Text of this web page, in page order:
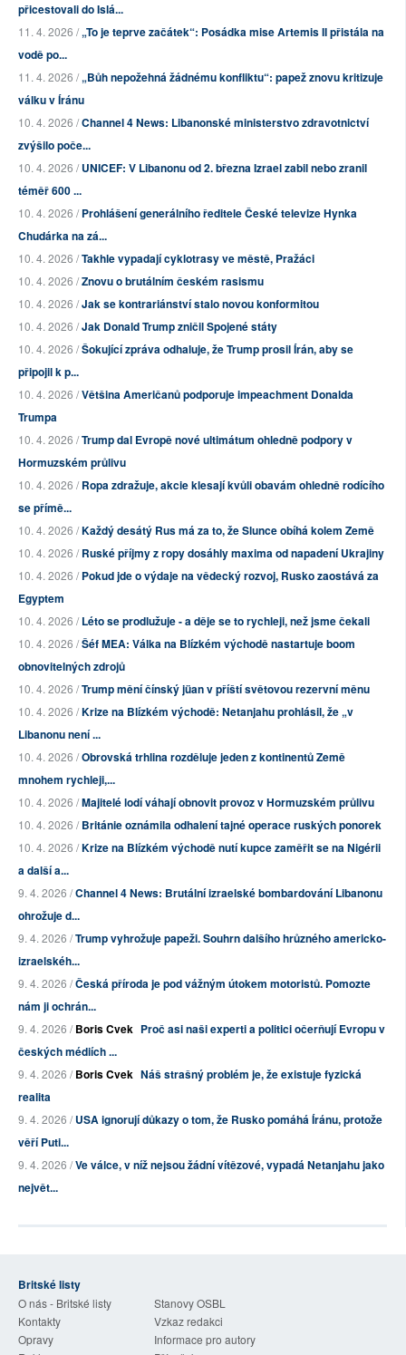
přicestovali do Islá...
11. 4. 2026 /„To je teprve začátek“: Posádka mise Artemis II přistála na
vodě po...
11. 4. 2026 /„Bůh nepožehná žádnému konfliktu“: papež znovu kritizuje
válku v Íránu
10. 4. 2026 /Channel 4 News: Libanonské ministerstvo zdravotnictví
zvýšilo poče...
10. 4. 2026 /UNICEF: V Libanonu od 2. března Izrael zabil nebo zranil
téměř 600 ...
10. 4. 2026 /Prohlášení generálního ředitele České televize Hynka
Chudárka na zá...
10. 4. 2026 /Takhle vypadají cyklotrasy ve městě, Pražáci
10. 4. 2026 /Znovu o brutálním českém rasismu
10. 4. 2026 /Jak se kontrariánství stalo novou konformitou
10. 4. 2026 /Jak Donald Trump zničil Spojené státy
10. 4. 2026 /Šokující zpráva odhaluje, že Trump prosil Írán, aby se
připojil k p...
10. 4. 2026 /Většina Američanů podporuje impeachment Donalda
Trumpa
10. 4. 2026 /Trump dal Evropě nové ultimátum ohledně podpory v
Hormuzském průlivu
10. 4. 2026 /Ropa zdražuje, akcie klesají kvůli obavám ohledně rodícího
se přímě...
10. 4. 2026 /Každý desátý Rus má za to, že Slunce obíhá kolem Země
10. 4. 2026 /Ruské příjmy z ropy dosáhly maxima od napadení Ukrajiny
10. 4. 2026 /Pokud jde o výdaje na vědecký rozvoj, Rusko zaostává za
Egyptem
10. 4. 2026 /Léto se prodlužuje - a děje se to rychleji, než jsme čekali
10. 4. 2026 /Šéf MEA: Válka na Blízkém východě nastartuje boom
obnovitelných zdrojů
10. 4. 2026 /Trump mění čínský jüan v příští světovou rezervní měnu
10. 4. 2026 /Krize na Blízkém východě: Netanjahu prohlásil, že „v
Libanonu není ...
10. 4. 2026 /Obrovská trhlina rozděluje jeden z kontinentů Země
mnohem rychleji,...
10. 4. 2026 /Majitelé lodí váhají obnovit provoz v Hormuzském průlivu
10. 4. 2026 /Británie oznámila odhalení tajné operace ruských ponorek
10. 4. 2026 /Krize na Blízkém východě nutí kupce zaměřit se na Nigérii
a další a...
9. 4. 2026 /Channel 4 News: Brutální izraelské bombardování Libanonu
ohrožuje d...
9. 4. 2026 /Trump vyhrožuje papeži. Souhrn dalšího hrůzného americko-
izraelskéh...
9. 4. 2026 /Česká příroda je pod vážným útokem motoristů. Pomozte
nám ji ochrán...
9. 4. 2026 /Boris Cvek Proč asi naši experti a politici očerňují Evropu v
českých médiích ...
9. 4. 2026 /Boris Cvek Náš strašný problém je, že existuje fyzická
realita
9. 4. 2026 /USA ignorují důkazy o tom, že Rusko pomáhá Íránu, protože
věří Puti...
9. 4. 2026 /Ve válce, v níž nejsou žádní vítězové, vypadá Netanjahu jako
největ...
Britské listy
O nás - Britské listy
Stanovy OSBL
Kontakty
Vzkaz redakci
Opravy
Informace pro autory